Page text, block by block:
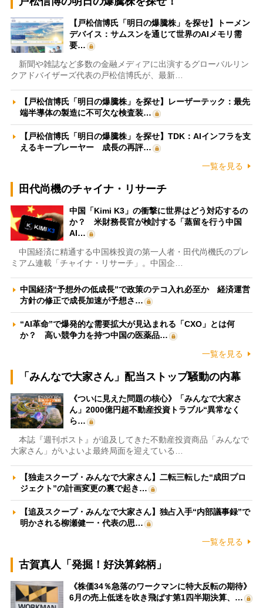
【戸松信博氏「明日の爆騰株」を探せ】トーメン
デバイス：サムスンを通じて世界のAIメモリ需
要…
新聞や雑誌など多数の金融メディアに出演するグローバルリン
クアドバイザーズ代表の戸松信博氏が、最新…
【戸松信博氏「明日の爆騰株」を探せ】レーザーテック：最先
端半導体の製造に不可欠な検査装…
【戸松信博氏「明日の爆騰株」を探せ】TDK：AIインフラを支
えるキープレーヤー 成長の再評…
一覧を見る
田代尚機のチャイナ・リサーチ
中国「Kimi K3」の衝撃に世界はどう対応するの
か？ 米財務長官が検討する「蒸留を行う中国
AI…
中国経済に精通する中国株投資の第一人者・田代尚機氏のプレ
ミアム連載「チャイナ・リサーチ」。中国企…
中国経済“予想外の低成長”で政策のテコ入れ必至か 経済運営
方針の修正で成長加速が予想さ…
“AI革命”で爆発的な需要拡大が見込まれる「CXO」とは何
か？ 高い競争力を持つ中国の医薬品…
一覧を見る
「みんなで大家さん」配当ストップ騒動の内幕
《ついに見えた問題の核心》「みんなで大家さ
ん」2000億円超不動産投資トラブル“異常なく
ら…
本誌『週刊ポスト』が追及してきた不動産投資商品「みんなで
大家さん」がいよいよ最終局面を迎えている…
【独走スクープ・みんなで大家さん】二転三転した“成田プロ
ジェクト”の計画変更の裏で起き…
【追及スクープ・みんなで大家さん】独占入手“内部議事録”で
明かされる柳瀬健一・代表の思…
一覧を見る
古賀真人「発掘！好決算銘柄」
《株価34％急落のワークマンに特大反転の期待》
6月の売上低迷を吹き飛ばす第1四半期決算、…